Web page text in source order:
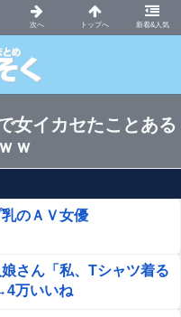
新着&人気
ース速報VIP
女イカセたことある
ｗ
乳のＡＶ女優
さん「私、Tシャツ着る
万いいね